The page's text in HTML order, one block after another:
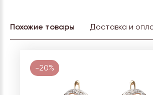
Похожие товары Доставка и
-20%